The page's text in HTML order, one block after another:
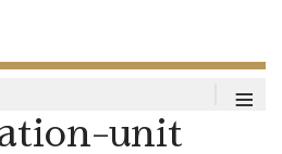
≡
unit